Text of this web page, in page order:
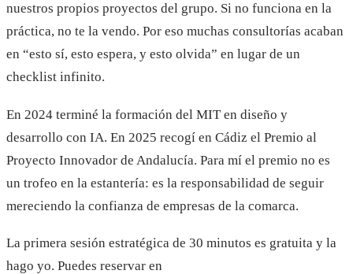
nuestros propios proyectos del grupo. Si no funciona en la
práctica, no te la vendo. Por eso muchas consultorías acaban
en “esto sí, esto espera, y esto olvida” en lugar de un
checklist infinito.
En 2024 terminé la formación del MIT en diseño y
desarrollo con IA. En 2025 recogí en Cádiz el Premio al
Proyecto Innovador de Andalucía. Para mí el premio no es
un trofeo en la estantería: es la responsabilidad de seguir
mereciendo la confianza de empresas de la comarca.
La primera sesión estratégica de 30 minutos es gratuita y la
hago yo. Puedes reservar en